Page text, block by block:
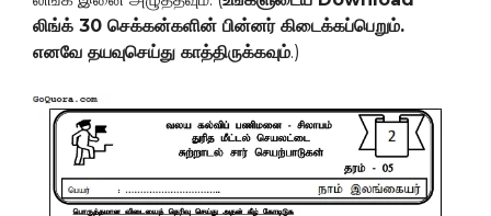
லிங்க் 30 செக்கன்களின் பின்னர் கிடைக்கப்பெறும்.
எனவே தயவுசெய்து காத்திருக்கவும்.)